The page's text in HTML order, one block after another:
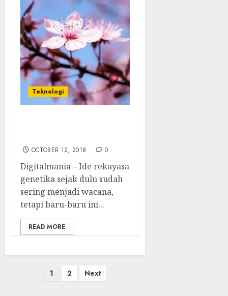
Teknologi
OCTOBER 12, 2018 0
Digitalmania – Ide rekayasa
genetika sejak dulu sudah
sering menjadi wacana,
tetapi baru-baru ini...
READ MORE
1 2 Next